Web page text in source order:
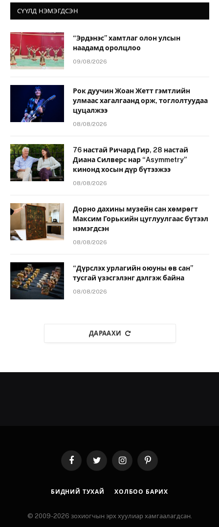
СҮҮЛД НЭМЭГДСЭН
“Эрдэнэс” хамтлаг олон улсын
наадамд оролцлоо
09/08/2026
Рок дуучин Жоан Жетт гэмтлийн
улмаас хагалгаанд орж, тоглолтуудаа
цуцалжээ
08/08/2026
76 настай Ричард Гир, 28 настай
Диана Силверс нар “Asymmetry”
кинонд хосын дүр бүтээжээ
08/08/2026
Дорно дахины музейн сан хөмрөгт
Максим Горькийн цуглуулгаас бүтээл
нэмэгдсэн
08/08/2026
“Дүрслэх урлагийн оюуны өв сан”
тусгай үзэсгэлэнг дэлгэж байна
08/08/2026
ДАРААХИ
FacebookTwitter InstagramPinterest
БИДНИЙ ТУХАЙ ХОЛБОО БАРИХ
© 2009-2026 зохиогчын эрх хуулиар хамгаалагдсан.